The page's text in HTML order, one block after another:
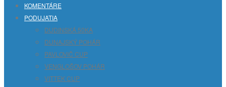
KOMENTÁRE
PODUJATIA
DUDINSKÁ 50KA
DUNAJSKÝ POHÁR
PAVLOVIČ CUP
VENGLOŠOV POHÁR
VITTEK CUP